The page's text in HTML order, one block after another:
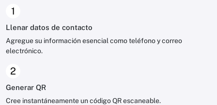
1
Llenar datos de contacto
Agregue su información esencial como teléfono y correo
electrónico.
2
Generar QR
Cree instantáneamente un código QR escaneable.